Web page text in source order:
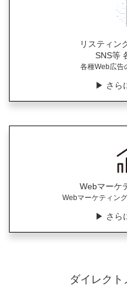
リスティン
SNS等
各種Web広告
▶︎ さら
Webマーケ
Webマーケティン
▶︎ さら
ダイレクト